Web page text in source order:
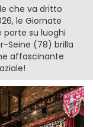
che va dritto
le Giornate
porte su luoghi
Seine (78) brilla
affascinante